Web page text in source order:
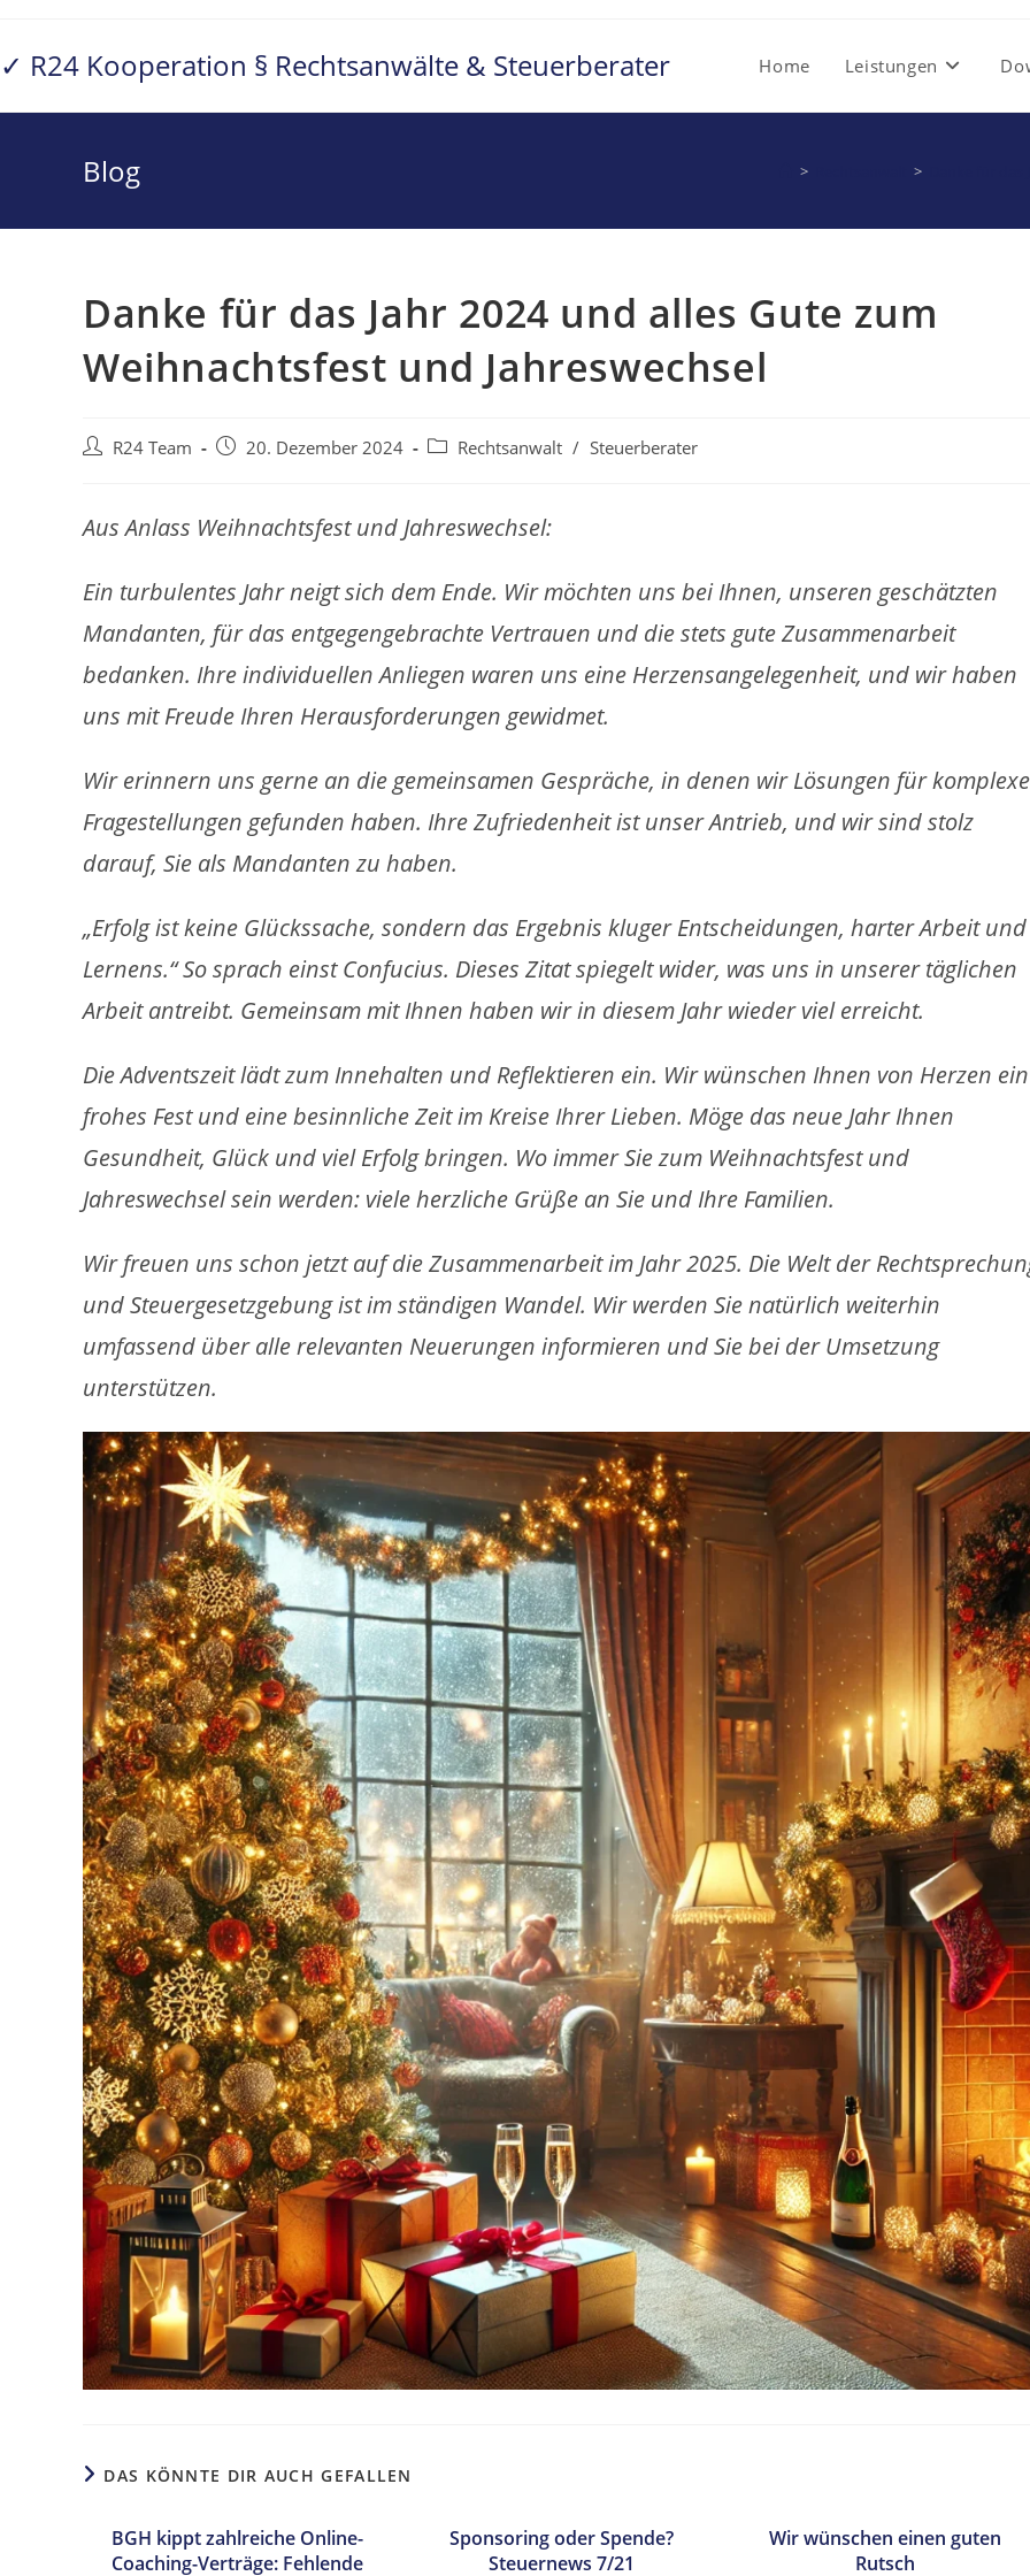
springen
✓ R24 Kooperation § Rechtsanwälte & Steuerberater Home Leistungen
Blog > >
Danke für das Jahr 2024 und alles Gute zum
Weihnachtsfest und Jahreswechsel
Beitrags-
R24 Team
Beitrag20. Dezember 2024
Beitrags-Rechtsanwalt / Steuerberater
Aus Anlass Weihnachtsfest und Jahreswechsel:
Ein turbulentes Jahr neigt sich dem Ende. Wir möchten uns bei Ihnen, unseren geschätzten
Mandanten, für das entgegengebrachte Vertrauen und die stets gute Zusammenarbeit
bedanken. Ihre individuellen Anliegen waren uns eine Herzensangelegenheit, und wir haben
uns mit Freude Ihren Herausforderungen gewidmet.
Wir erinnern uns gerne an die gemeinsamen Gespräche, in denen wir Lösungen für komplexe
Fragestellungen gefunden haben. Ihre Zufriedenheit ist unser Antrieb, und wir sind stolz
darauf, Sie als Mandanten zu haben.
„Erfolg ist keine Glückssache, sondern das Ergebnis kluger Entscheidungen, harter Arbeit und
Lernens.“ So sprach einst Confucius. Dieses Zitat spiegelt wider, was uns in unserer täglichen
Arbeit antreibt. Gemeinsam mit Ihnen haben wir in diesem Jahr wieder viel erreicht.
Die Adventszeit lädt zum Innehalten und Reflektieren ein. Wir wünschen Ihnen von Herzen ein
frohes Fest und eine besinnliche Zeit im Kreise Ihrer Lieben. Möge das neue Jahr Ihnen
Gesundheit, Glück und viel Erfolg bringen. Wo immer Sie zum Weihnachtsfest und
Jahreswechsel sein werden: viele herzliche Grüße an Sie und Ihre Familien.
Wir freuen uns schon jetzt auf die Zusammenarbeit im Jahr 2025. Die Welt der
und Steuergesetzgebung ist im ständigen Wandel. Wir werden Sie natürlich weiterhin
umfassend über alle relevanten Neuerungen informieren und Sie bei der Umsetzung
unterstützen.
DAS KÖNNTE DIR AUCH GEFALLEN
BGH kippt zahlreiche Online-
Coaching-Verträge: Fehlende
Sponsoring oder Spende?
Steuernews 7/21
Wir wünschen einen guten
Rutsch